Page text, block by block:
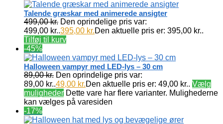
Talende græskar med animerede ansigter
499,00kr. Den oprindelige pris var:
499,00 kr..395,00 kr.Den aktuelle pris er: 395,00 kr..
Tilføj til kurv
-45%
Halloween vampyr med LED-lys – 30 cm
89,00kr. Den oprindelige pris var:
89,00 kr..49,00 kr.Den aktuelle pris er: 49,00 kr.. Vælg
muligheder Dette vare har flere varianter. Mulighederne
kan vælges på varesiden
-17%